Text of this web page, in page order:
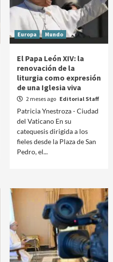
Europa Mundo
El Papa León XIV: la
renovación de la
liturgia como expresión
de una Iglesia viva
2 meses ago Editorial Staff
Patricia Ynestroza - Ciudad
del Vaticano En su
catequesis dirigida a los
fieles desde la Plaza de San
Pedro, el...